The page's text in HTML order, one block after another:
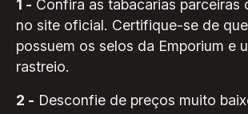
1 - Confira as tabacarias parceiras
no site oficial. Certifique-se de
possuem os selos da Emporium e
rastreio.
2 - Desconfie de preços muito